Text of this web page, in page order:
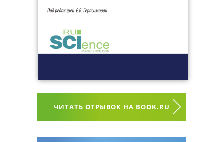
ЧИТАТЬ ОТРЫВОК НА BOOK.RU